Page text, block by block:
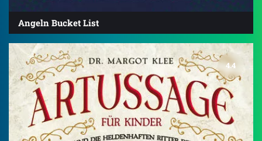
Angeln Bucket List
4.4